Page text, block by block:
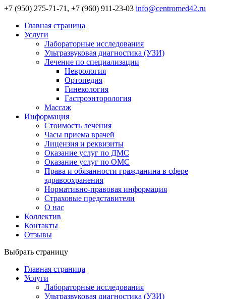
+7 (950) 275-71-71, +7 (960) 911-23-03 info@centromed42.ru
Главная страница
Услуги
Лабораторные исследования
Ультразвуковая диагностика (УЗИ)
Лечение по специализации
Неврология
Ортопедия
Гинекология
Гастроэнторология
Массаж
Информация
Стоимость лечения
Часы приема врачей
Лицензия и реквизиты
Оказание услуг по ДМС
Оказание услуг по ОМС
Права и обязанности гражданина в сфере
здравоохранения
Нормативно-правовая информация
Страховые представители
О нас
Коллектив
Контакты
Отзывы
Выбрать страницу
Главная страница
Услуги
Лабораторные исследования
Ультразвуковая диагностика (УЗИ)